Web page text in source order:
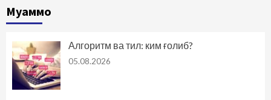
Муаммо
Алгоритм ва тил: ким ғолиб?
05.08.2026